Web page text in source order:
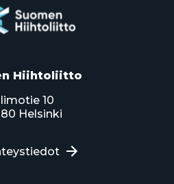
Hiihtoliitto
10
Helsinki